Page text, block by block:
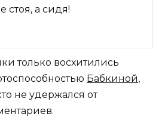
стоя, а сидя!
только восхитились
Бабкиной,
не удержался от